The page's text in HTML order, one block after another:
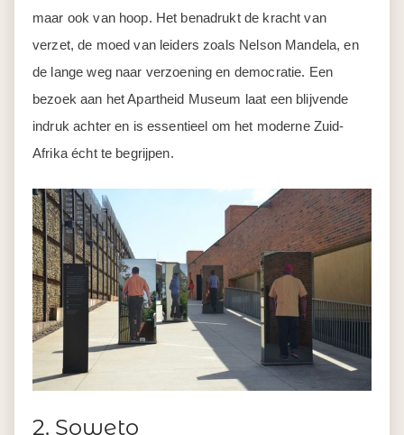
maar ook van hoop. Het benadrukt de kracht van
verzet, de moed van leiders zoals Nelson Mandela, en
de lange weg naar verzoening en democratie. Een
bezoek aan het Apartheid Museum laat een blijvende
indruk achter en is essentieel om het moderne Zuid-
Afrika écht te begrijpen.
2. Soweto